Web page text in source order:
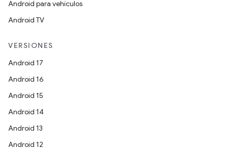
Android para vehículos
Android TV
VERSIONES
Android 17
Android 16
Android 15
Android 14
Android 13
Android 12